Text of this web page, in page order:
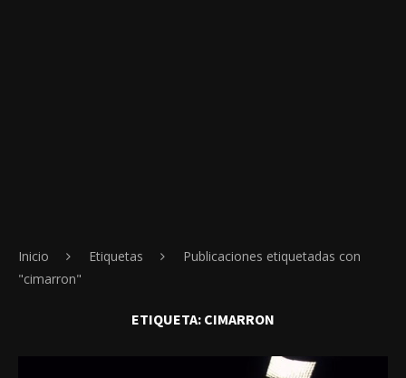
Inicio Etiquetas
Publicaciones etiquetadas con
"cimarron"
ETIQUETA: CIMARRON